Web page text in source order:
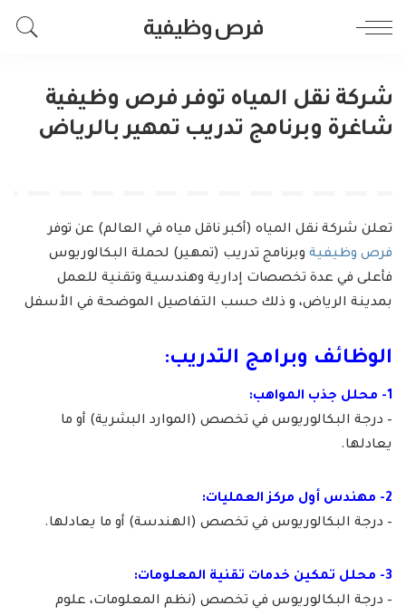
فرص وظيفية
شركة نقل المياه توفر فرص وظيفية
شاغرة وبرنامج تدريب تمهير بالرياض
تعلن شركة نقل المياه (أكبر ناقل مياه في العالم) عن توفر
فرص وظيفية وبرنامج تدريب (تمهير) لحملة البكالوريوس
فأعلى في عدة تخصصات إدارية وهندسية وتقنية للعمل
بمدينة الرياض، و ذلك حسب التفاصيل الموضحة في الأسفل
الوظائف وبرامج التدريب:
1- محلل جذب المواهب:
– درجة البكالوريوس في تخصص (الموارد البشرية) أو ما
يعادلها.
2- مهندس أول مركز العمليات:
– درجة البكالوريوس في تخصص (الهندسة) أو ما يعادلها.
3- محلل تمكين خدمات تقنية المعلومات:
– درجة البكالوريوس في تخصص (نظم المعلومات، علوم